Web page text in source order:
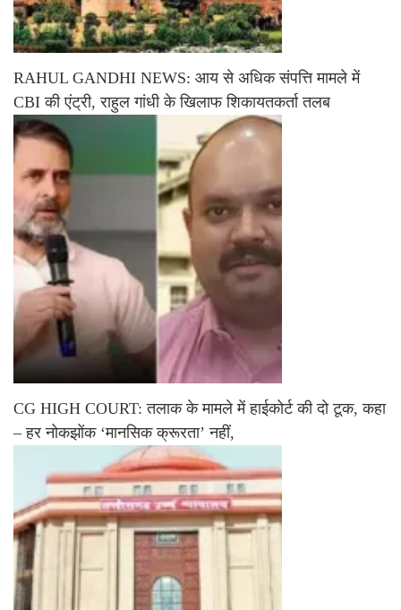
RAHUL GANDHI NEWS: आय से अधिक संपत्ति मामले में
CBI की एंट्री, राहुल गांधी के खिलाफ शिकायतकर्ता तलब
CG HIGH COURT: तलाक के मामले में हाईकोर्ट की दो टूक, कहा
– हर नोकझोंक ‘मानसिक क्रूरता’ नहीं,